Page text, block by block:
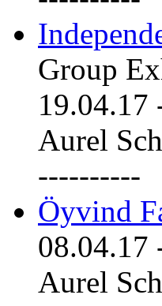
Group
19.04.17
Aurel
----------
Öyvind
08.04.17
Aurel